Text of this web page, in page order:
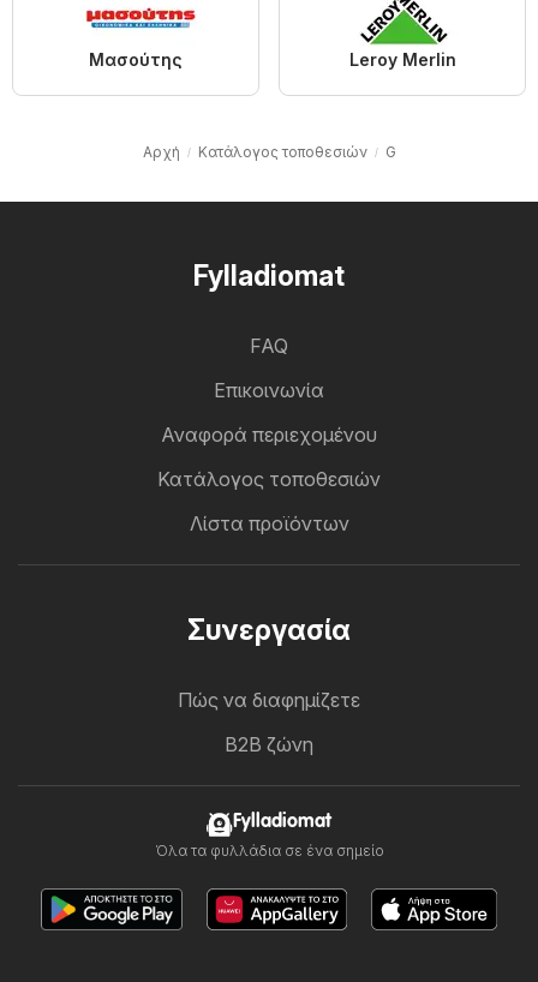
Μασούτης Leroy Merlin
Αρχή Κατάλογος τοποθεσιών G
Fylladiomat
FAQ
Επικοινωνία
Αναφορά περιεχομένου
Κατάλογος τοποθεσιών
Λίστα προϊόντων
Συνεργασία
Πώς να διαφημίζετε
B2B ζώνη
Fylladiomat
Όλα τα φυλλάδια σε ένα σημείο